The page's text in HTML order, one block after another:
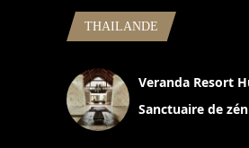
THAILANDE
Veranda Resort
Sanctuaire de